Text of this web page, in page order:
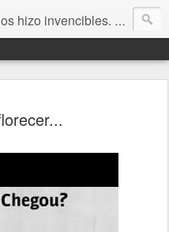
los que siempre ganan, sino como aquellos que no se rinden”. Frida Kahlo